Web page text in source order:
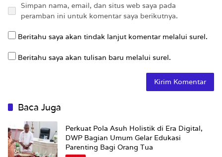
Simpan nama, email, dan situs web saya pada
peramban ini untuk komentar saya berikutnya.
Beritahu saya akan tindak lanjut komentar melalui surel.
Beritahu saya akan tulisan baru melalui surel.
Baca Juga
Perkuat Pola Asuh Holistik di Era Digital,
DWP Bagian Umum Gelar Edukasi
Parenting Bagi Orang Tua